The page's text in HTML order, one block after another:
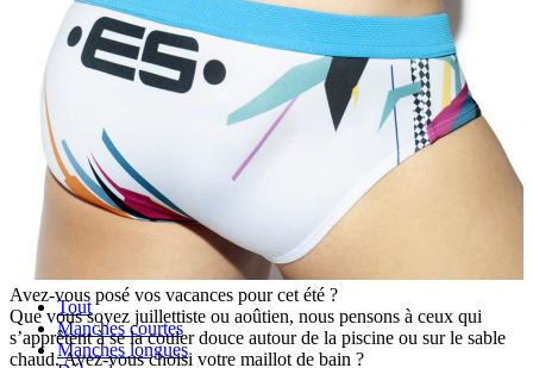
Tout
Boxer, shorty de bain
Slip de bain
Accessoire de bain
Tout
Pantalon
Pyjama
Pyjacourt
Peignoir, robe de chambre, kimono
Tout
Manches courtes
Manches longues
Avez-vous posé vos vacances pour cet été ?
Que vous soyez juillettiste ou aoûtien, nous pensons à ceux qui
s’apprêtent à se la couler douce autour de la piscine ou sur le sable
chaud. Avez-vous choisi votre maillot de bain ?